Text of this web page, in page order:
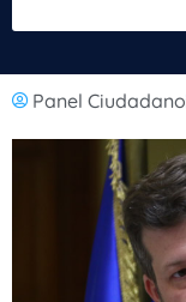
Panel Ciudadano